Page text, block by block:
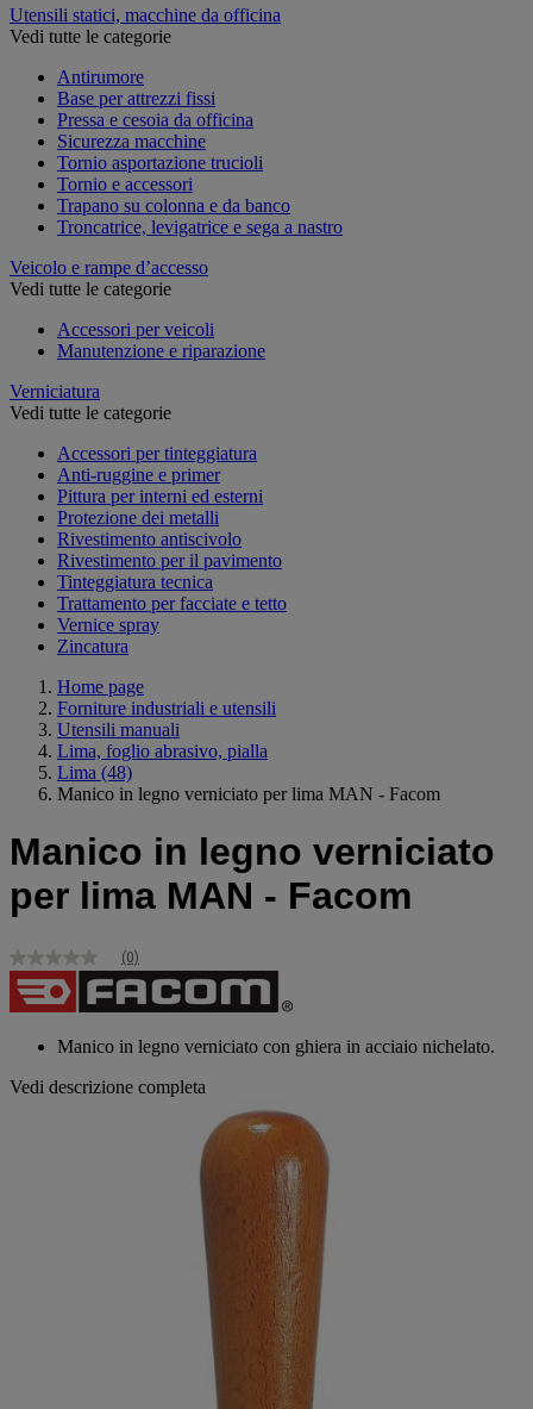
Utensili statici, macchine da officina
Vedi tutte le categorie
Antirumore
Base per attrezzi fissi
Pressa e cesoia da officina
Sicurezza macchine
Tornio asportazione trucioli
Tornio e accessori
Trapano su colonna e da banco
Troncatrice, levigatrice e sega a nastro
Veicolo e rampe d’accesso
Vedi tutte le categorie
Accessori per veicoli
Manutenzione e riparazione
Verniciatura
Vedi tutte le categorie
Accessori per tinteggiatura
Anti-ruggine e primer
Pittura per interni ed esterni
Protezione dei metalli
Rivestimento antiscivolo
Rivestimento per il pavimento
Tinteggiatura tecnica
Trattamento per facciate e tetto
Vernice spray
Zincatura
Home page
Forniture industriali e utensili
Utensili manuali
Lima, foglio abrasivo, pialla
Lima (48)
Manico in legno verniciato per lima MAN - Facom
Manico in legno verniciato
per lima MAN - Facom
Nessuna
valutazione
Stesso
(0)
Manico in legno verniciato con ghiera in acciaio nichelato.
Vedi descrizione completa